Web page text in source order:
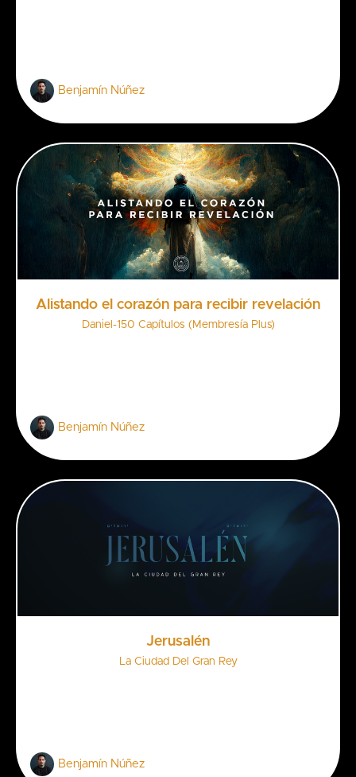
Benjamín Núñez
Alistando el corazón para recibir revelación
Daniel-150 Capítulos (Membresía Plus)
Benjamín Núñez
Jerusalén
La Ciudad Del Gran Rey
Benjamín Núñez